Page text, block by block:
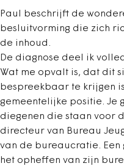
Paul beschrijft de
besluitvorming die zich
de inhoud.
De diagnose deel ik
Wat me opvalt is, dat dit
bespreekbaar te krijgen
gemeentelijke positie. Je
diegenen die staan voor
directeur van Bureau
van de bureaucratie. Een
het opheffen van zijn